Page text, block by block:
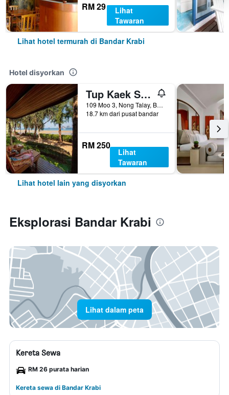
RM 29
Lihat
Tawaran
Lihat hotel termurah di Bandar Krabi
Hotel disyorkan
Tup Kaek Sunset Beach Resort
109 Moo 3, Nong Talay, Bandar Krabi, Thailand
18.7 km dari pusat bandar
RM 250
Lihat
Tawaran
Lihat hotel lain yang disyorkan
Eksplorasi Bandar Krabi
Lihat dalam peta
Kereta Sewa
RM 26 purata harian
Kereta sewa di Bandar Krabi